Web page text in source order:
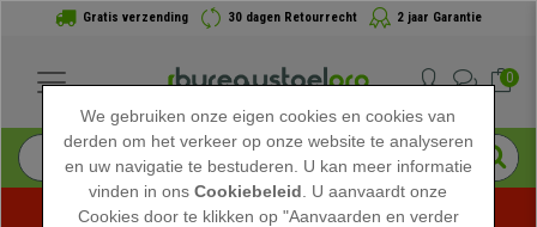
Gratis verzending 30 dagen Retourrecht 2 jaar Garantie
0
We gebruiken onze eigen cookies en cookies van
derden om het verkeer op onze website te analyseren
en uw navigatie te bestuderen. U kan meer informatie
vinden in onsCookiebeleid . U aanvaardt onze
Cookies door te klikken op "Aanvaarden en verder